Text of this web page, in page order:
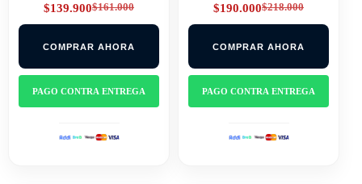
$161.000
Original
price
$161.000.
$139.900Current
price
$139.900.
COMPRAR AHORA
PAGO CONTRA ENTREGA
$218.000
Original
price
$218.000.
$190.000Current
price
$190.000.
COMPRAR AHORA
PAGO CONTRA ENTREGA